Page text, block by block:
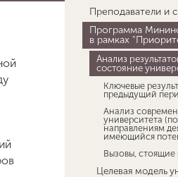
Преподаватели и
Программа
в рамках
Анализ
состояние
Ключевые
предыдущий
Анализ
университета
направлениям
имеющийся
Вызовы, стоящие
Целевая модель